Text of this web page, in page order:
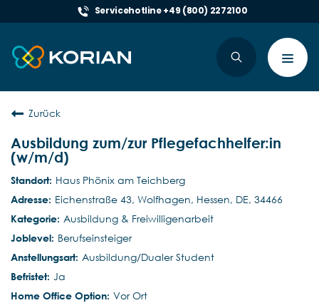
Servicehotline +49 (800) 2272100
Zurück
Ausbildung zum/zur Pflegefachhelfer:in
(w/m/d)
Haus Phönix am Teichberg
Eichenstraße 43, Wolfhagen, Hessen, DE, 34466
Ausbildung & Freiwilligenarbeit
Berufseinsteiger
Ausbildung/Dualer Student
Ja
Vor Ort